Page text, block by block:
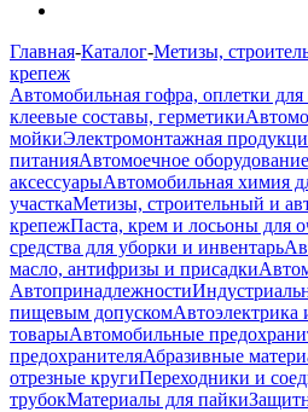
Главная-Каталог-Метизы,
крепеж
Автомобильная гофра, оплетки для
клеевые составы, герметики
мойкиЭлектромонтажная
питанияАвтомоечное
аксессуарыАвтомобильная химия
участкаМетизы, строительный и
крепежПаста, крем и лосьоны для
средства для уборки и инвентарь
масло, антифризы и присадки
Автопринадлежности
пищевым допускомАвтоэлектрика
товарыАвтомобильные
предохранителяАбразивные
отрезные кругиПереходники и
трубокМатериалы для пайки